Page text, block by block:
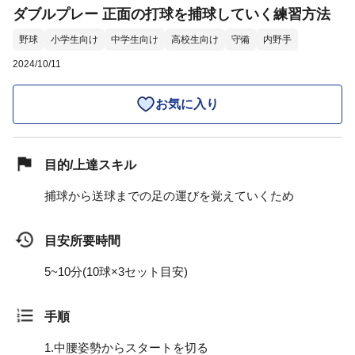
ダブルプレー 正面の打球を捕球していく練習方法
野球 小学生向け 中学生向け 高校生向け 守備 内野手
2024/10/11
お気に入り
目的/上達スキル
捕球から送球までの足の運びを覚えていくため
目安所要時間
5~10分(10球×3セット目安)
手順
1.中腰姿勢からスタートを切る